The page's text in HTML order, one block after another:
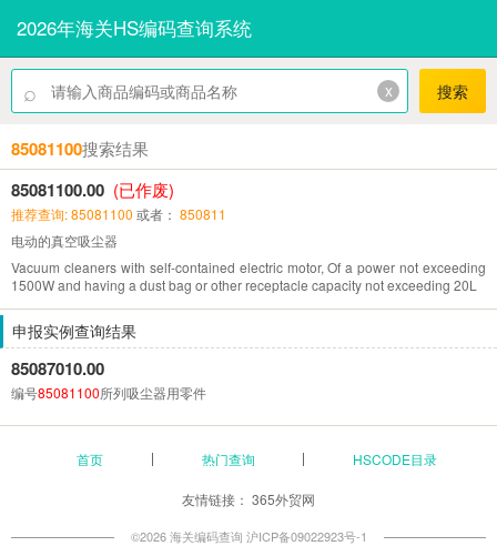
2026年海关HS编码查询系统
⌕ x 搜索
85081100搜索结果
85081100.00 (已作废)
推荐查询: 85081100 或者： 850811
电动的真空吸尘器
Vacuum cleaners with self-contained electric motor, Of a power not exceeding
1500W and having a dust bag or other receptacle capacity not exceeding 20L
申报实例查询结果
85087010.00
编号85081100所列吸尘器用零件
首页 热门查询 HSCODE目录
友情链接： 365外贸网
©2026 海关编码查询 沪ICP备09022923号-1